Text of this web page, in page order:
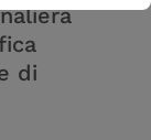
di